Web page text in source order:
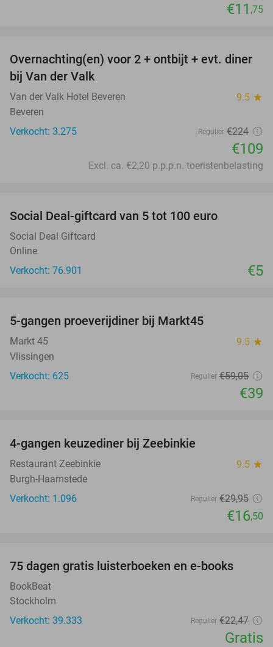
€11 ,75
51%
Overnachting(en) voor 2 + ontbijt + evt. diner
bij Van der Valk
Van der Valk Hotel Beveren 9.5 star
Beveren
Verkocht: 3.275
Regulier €224
€109
Excl. ca. €2,20 p.p.p.n. toeristenbelasting
Social Deal-giftcard van 5 tot 100 euro
Social Deal Giftcard
Online
Verkocht: 76.901
€5
5-gangen proeverijdiner bij Markt45
Markt 45 9.5 star
Vlissingen
Verkocht: 625
Regulier €59,05
€39
4-gangen keuzediner bij Zeebinkie
Restaurant Zeebinkie 9.5 star
Burgh-Haamstede
Verkocht: 1.096
Regulier €29,95
€16,50
75 dagen gratis luisterboeken en e-books
BookBeat
Stockholm
Verkocht: 39.333
Regulier €22,47
Gratis